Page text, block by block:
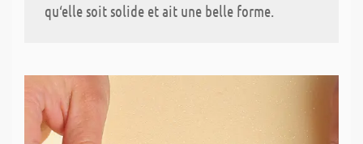
qu‘elle soit solide et ait une belle forme.